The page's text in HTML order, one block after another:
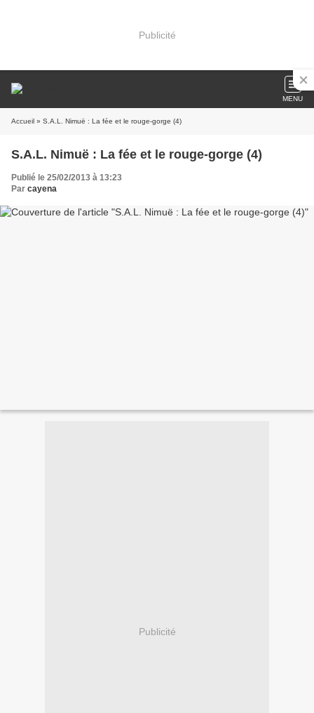
Publicité
MENU
Accueil » S.A.L. Nimuë : La fée et le rouge-gorge (4)
S.A.L. Nimuë : La fée et le rouge-gorge (4)
Publié le 25/02/2013 à 13:23
Par cayena
Publicité